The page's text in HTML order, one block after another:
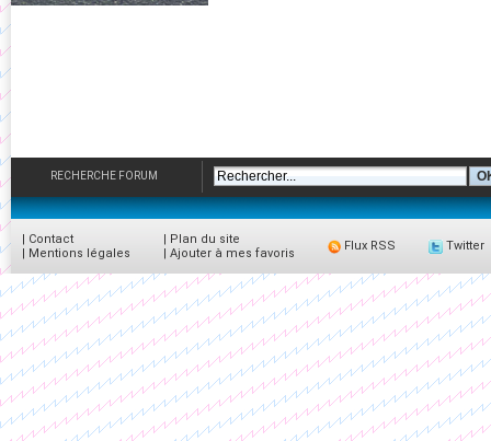
RECHERCHE FORUM
| Contact
| Mentions légales
| Plan du site
| Ajouter à mes favoris
Flux RSS Twitter